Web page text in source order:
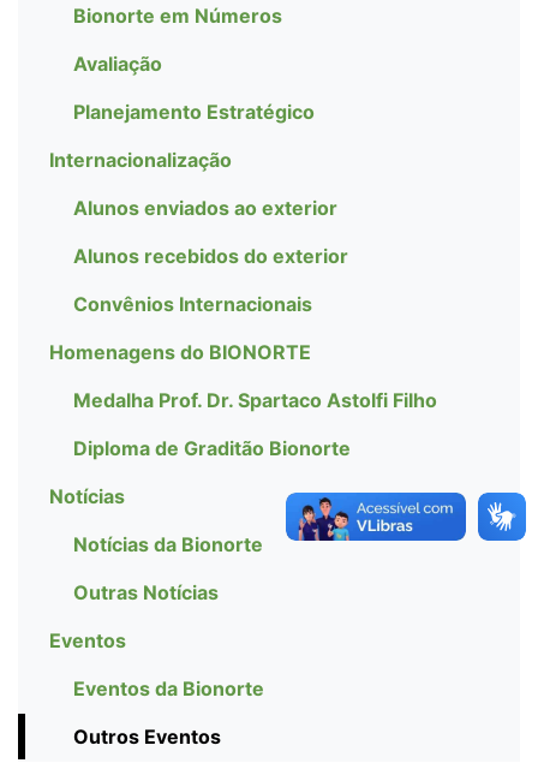
Bionorte em Números
Avaliação
Planejamento Estratégico
Internacionalização
Alunos enviados ao exterior
Alunos recebidos do exterior
Convênios Internacionais
Homenagens do BIONORTE
Medalha Prof. Dr. Spartaco Astolfi Filho
Diploma de Graditão Bionorte
Notícias
Notícias da Bionorte
Outras Notícias
Eventos
Eventos da Bionorte
Outros Eventos